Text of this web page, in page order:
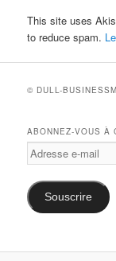
This site uses
to reduce spam.
© DULL-
ABONNEZ-VOUS À
Adresse
e-
mail
Souscrire